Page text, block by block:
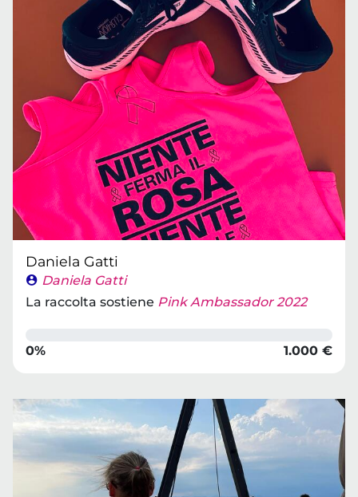
Daniela Gatti
Daniela Gatti
La raccolta sostiene Pink Ambassador 2022
0% 1.000 €